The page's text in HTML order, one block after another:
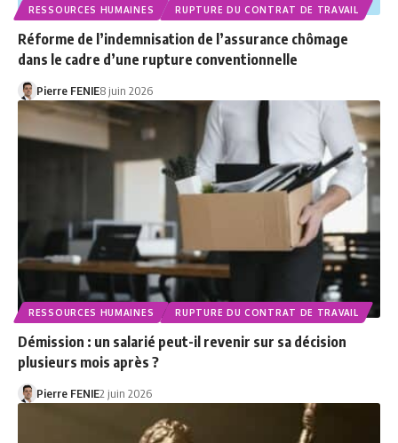
RESSOURCES HUMAINES RUPTURE DU CONTRAT DE TRAVAIL
Réforme de l’indemnisation de l’assurance chômage
dans le cadre d’une rupture conventionnelle
Pierre FENIE8 juin 2026
RESSOURCES HUMAINES RUPTURE DU CONTRAT DE TRAVAIL
Démission : un salarié peut-il revenir sur sa décision
plusieurs mois après ?
Pierre FENIE2 juin 2026